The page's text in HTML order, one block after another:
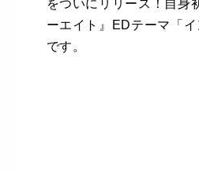
をついにリリース！自身
ーエイト』EDテーマ「
です。